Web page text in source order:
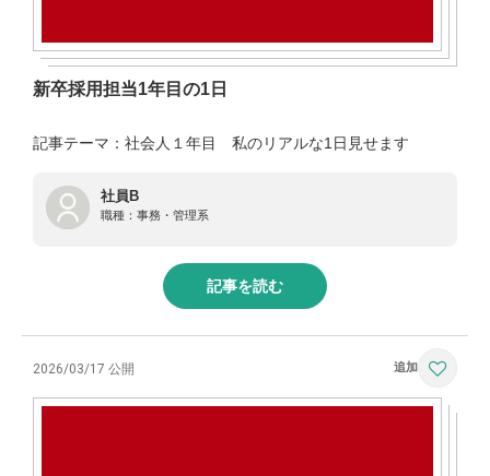
新卒採用担当1年目の1日
記事テーマ：社会人１年目 私のリアルな1日見せます
社員B
職種： 事務・管理系
記事を読む
2026/03/17 公開